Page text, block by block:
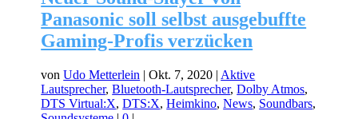
Panasonic soll selbst ausgebuffte
Gaming-Profis verzücken
vonUdo Metterlein |Okt. 7, 2020 | Aktive
Lautsprecher,Bluetooth-Lautsprecher,Dolby Atmos,
DTS Virtual:X,DTS:X,Heimkino,News, Soundbars,